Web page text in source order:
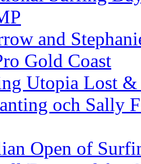
and
Gold Coast
Utopia Lost &
och Sally
Open of